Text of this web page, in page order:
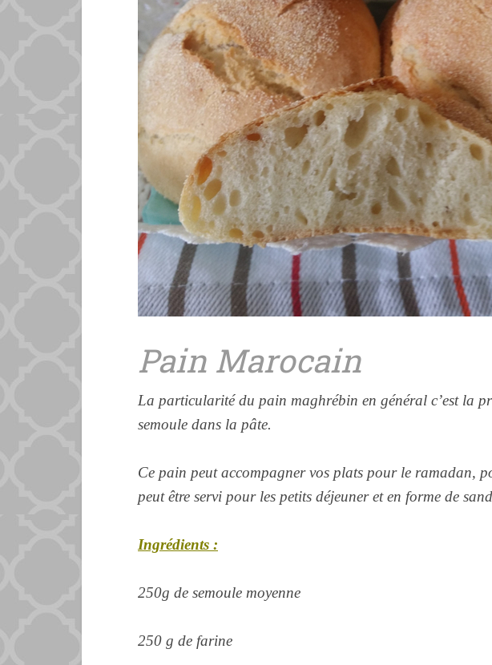
Pain Marocain
La particularité du pain maghrébin en général c’est la
semoule dans la pâte.
Ce pain peut accompagner vos plats pour le ramadan,
peut être servi pour les petits déjeuner et en forme de
Ingrédients :
250g de semoule moyenne
250 g de farine